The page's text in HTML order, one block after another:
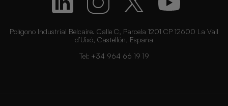
Polígono Industrial Belcaire. Calle C, Parcela 1201 CP 12600 La Vall
d’Uixó, Castellón, España
Tel: +34 964 66 19 19